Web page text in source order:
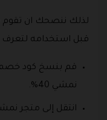
لذلك ننصحك ان تقوم
قبل استخدامه
قم بنسخ كود خصم
نمشي 40%.
انتقل إلى متجر